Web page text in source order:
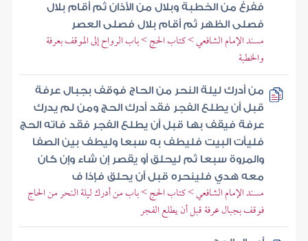
ففرغ من الخطبة وبلال من الأذان ثم أقام بلال
فصلى الظهر ثم أقام بلال فصلى العصر
مسند الإمام الشافعي > كتاب الحج > باب الرواح إلى الموقف بعرفة
والخطبة
من أدرك ليلة النحر من الحاج فوقف بجبال عرفة
قبل أن يطلع الفجر فقد أدرك الحج ومن لم يدرك
عرفة فيقف بها قبل أن يطلع الفجر فقد فاته الحج
فليأت البيت فليطف به سبعا وليطف بين الصفا
والمروة سبعا ثم ليحلق أو يقصر إن شاء وإن كان
معه هدي فلينحره قبل أن يحلق فإذا ف
مسند الإمام الشافعي > كتاب الحج > باب من أدرك ليلة النحر من الحاج
فوقف بجبال عرفة قبل أن يطلع الفجر